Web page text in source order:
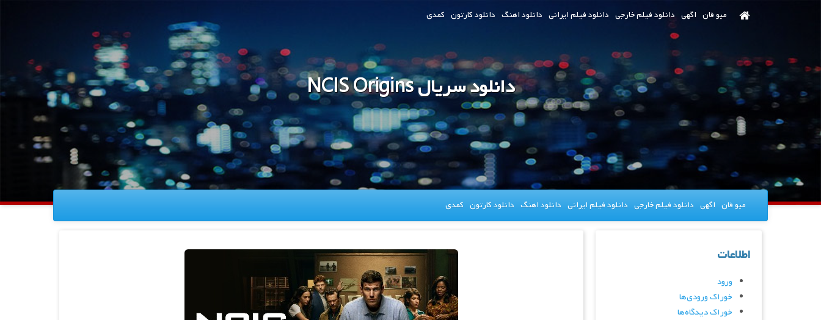
میو فان اگهی دانلود فیلم خارجی دانلود فیلم ایرانی دانلود اهنگ دانلود کارتون کمدی
دانلود سریال NCIS Origins
میو فان اگهی دانلود فیلم خارجی دانلود فیلم ایرانی دانلود اهنگ دانلود کارتون کمدی
اطلاعات
ورود
خوراک ورودی‌ها
خوراک دیدگاه‌ها